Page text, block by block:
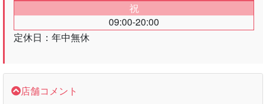
祝
09:00-20:00
定休日：年中無休
店舗コメント